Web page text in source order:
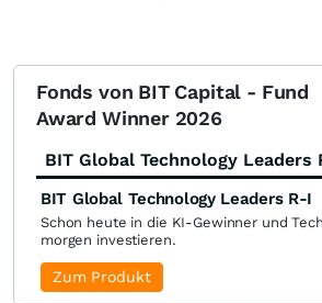
Fonds von BIT Capital - Fund
Award Winner 2026
BIT Global Technology Leaders
BIT Global Technology Leaders R-I
Schon heute in die KI-Gewinner und
morgen investieren.
Zum Produkt